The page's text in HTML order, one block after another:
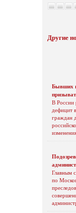
Другие
Бывших
В России
дефицит
граждан
Главным
по